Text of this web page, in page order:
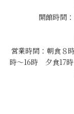
開館時間
営業時間：朝食８
時～16時 夕食17